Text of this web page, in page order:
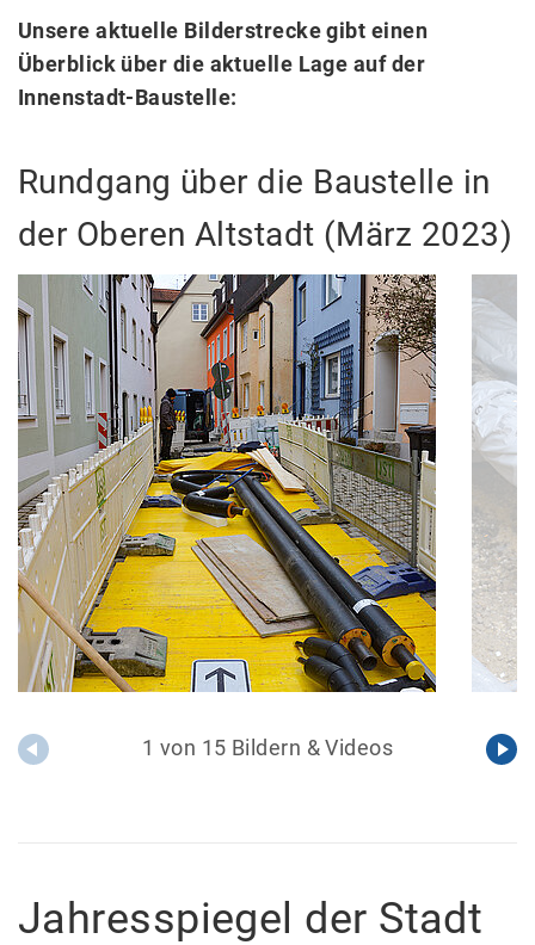
Unsere aktuelle Bilderstrecke gibt einen
Überblick über die aktuelle Lage auf der
Innenstadt-Baustelle:
Rundgang über die Baustelle in
der Oberen Altstadt (März 2023)
1 von 15 Bildern & Videos
Jahresspiegel der Stadt